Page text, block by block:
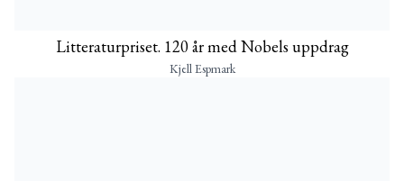
Litteraturpriset. 120 år med Nobels uppdrag
Kjell Espmark